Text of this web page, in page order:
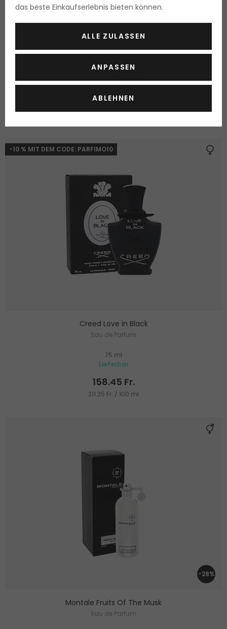
Eau de Parfum
Lieferbar
82.00 Fr.
-10 % MIT DEM CODE: PARFIMO10
Creed Love in Black
Eau de Parfum
75 ml
Lieferbar
158.45 Fr.
211.25 Fr. / 100 ml
-28%
Montale Fruits Of The Musk
Eau de Parfum
das beste Einkaufserlebnis bieten können.
ALLE ZULASSEN
ANPASSEN
ABLEHNEN